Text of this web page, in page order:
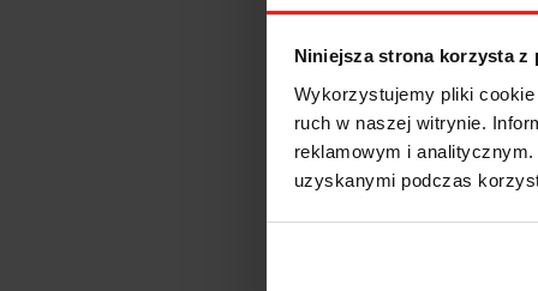
Niniejsza strona korzysta z
Wykorzystujemy pliki
ruch w naszej witrynie.
reklamowym i
uzyskanymi podczas